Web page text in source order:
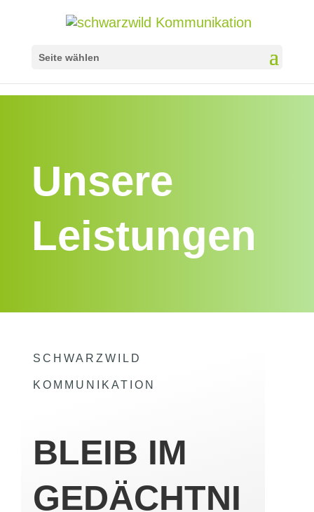
Seite wählen
Unsere
Leistungen
SCHWARZWILD
KOMMUNIKATION
BLEIB IM
GEDÄCHTNI